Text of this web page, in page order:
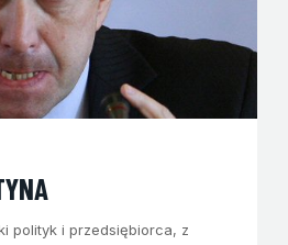
polityk i przedsiębiorca, z